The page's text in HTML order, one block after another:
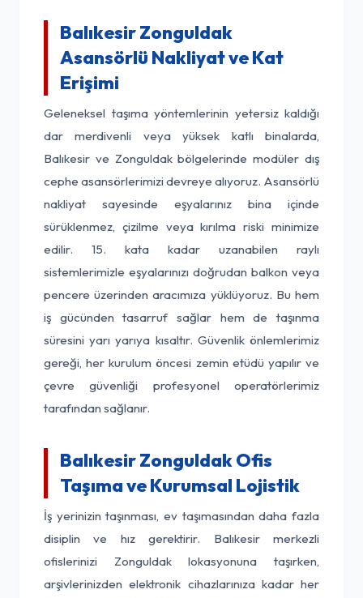
Balıkesir Zonguldak
Asansörlü Nakliyat ve Kat
Erişimi
Geleneksel taşıma yöntemlerinin yetersiz kaldığı
dar merdivenli veya yüksek katlı binalarda,
Balıkesir ve Zonguldak bölgelerinde modüler dış
cephe asansörlerimizi devreye alıyoruz. Asansörlü
nakliyat sayesinde eşyalarınız bina içinde
sürüklenmez, çizilme veya kırılma riski minimize
edilir. 15. kata kadar uzanabilen raylı
sistemlerimizle eşyalarınızı doğrudan balkon veya
pencere üzerinden aracımıza yüklüyoruz. Bu hem
iş gücünden tasarruf sağlar hem de taşınma
süresini yarı yarıya kısaltır. Güvenlik önlemlerimiz
gereği, her kurulum öncesi zemin etüdü yapılır ve
çevre güvenliği profesyonel operatörlerimiz
tarafından sağlanır.
Balıkesir Zonguldak Ofis
Taşıma ve Kurumsal Lojistik
İş yerinizin taşınması, ev taşımasından daha fazla
disiplin ve hız gerektirir. Balıkesir merkezli
ofislerinizi Zonguldak lokasyonuna taşırken,
arşivlerinizden elektronik cihazlarınıza kadar her